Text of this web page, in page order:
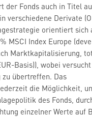
der Fonds auch in Titel
verschiedene Derivate
orientiert sich
MSCI Index Europe
Marktkapitalisierung,
Basis)), wobei
übertreffen. Das
die Möglichkeit,
des Fonds,
einzelner Werte auf